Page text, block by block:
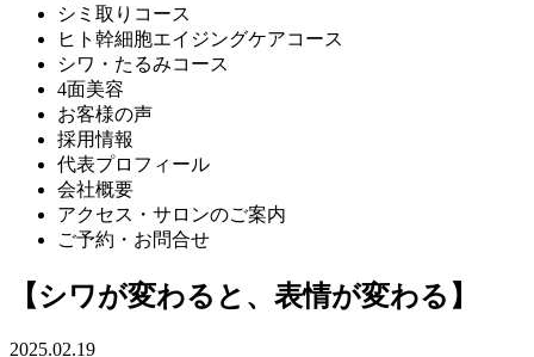
シミ取りコース
ヒト幹細胞エイジングケアコース
シワ・たるみコース
4面美容
お客様の声
採用情報
代表プロフィール
会社概要
アクセス・サロンのご案内
ご予約・お問合せ
【シワが変わると、表情が変わる】
2025.02.19